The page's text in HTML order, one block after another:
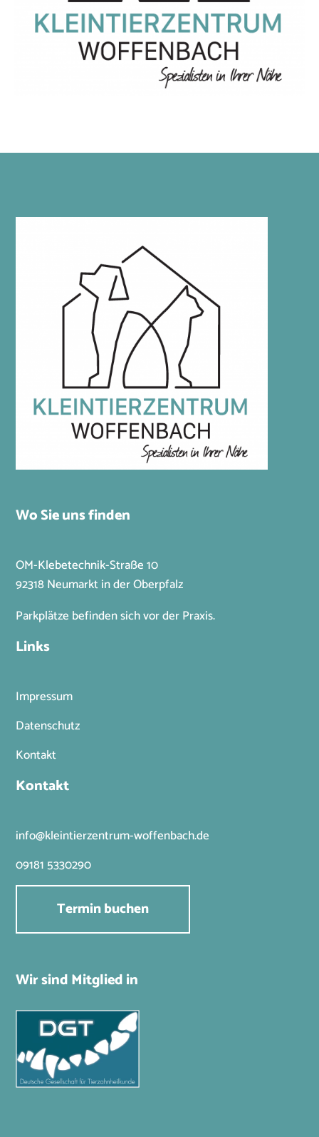
Wo Sie uns finden
OM-Klebetechnik-Straße 10
92318 Neumarkt in der Oberpfalz
Parkplätze befinden sich vor der Praxis.
Links
Impressum
Datenschutz
Kontakt
Kontakt
info@kleintierzentrum-woffenbach.de
09181 5330290
Termin buchen
Wir sind Mitglied in